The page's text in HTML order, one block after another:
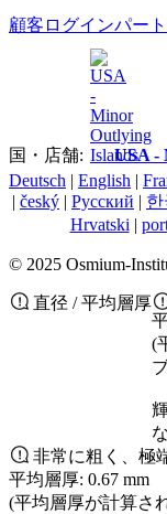
顧客ログインパー
国・店舗: USA -
Deutsch | English |
| český | Pусский | 한
Hrvatski |
© 2025 Osmium-
直径 / 平均層厚
(
非常に粗く、極
平均層厚: 0.67 mm
(平均層厚が計算さ